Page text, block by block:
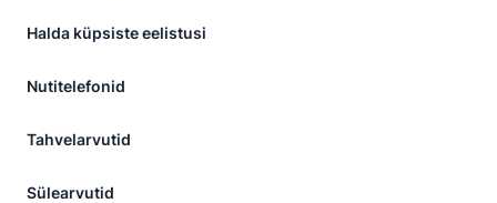
Halda küpsiste eelistusi
Nutitelefonid
Tahvelarvutid
Sülearvutid